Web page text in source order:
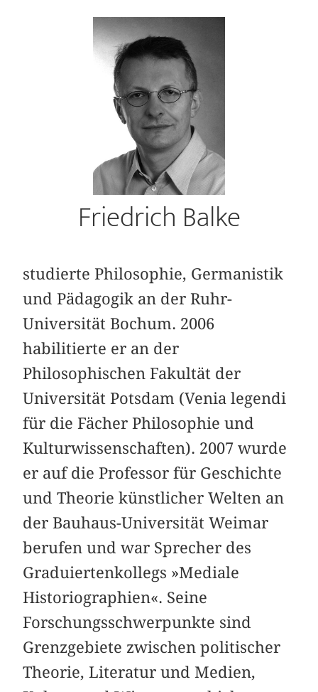
Friedrich Balke
studierte Philosophie, Germanistik
und Pädagogik an der Ruhr-
Universität Bochum. 2006
habilitierte er an der
Philosophischen Fakultät der
Universität Potsdam (Venia legendi
für die Fächer Philosophie und
Kulturwissenschaften). 2007 wurde
er auf die Professor für Geschichte
und Theorie künstlicher Welten an
der Bauhaus-Universität Weimar
berufen und war Sprecher des
Graduiertenkollegs »Mediale
Historiographien«. Seine
Forschungsschwerpunkte sind
Grenzgebiete zwischen politischer
Theorie, Literatur und Medien,